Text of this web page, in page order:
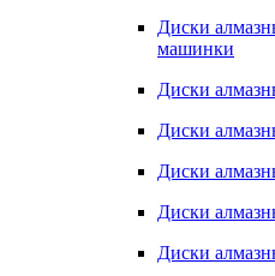
Диски
машинки
Диски
Диски
Диски
Диски
Диски